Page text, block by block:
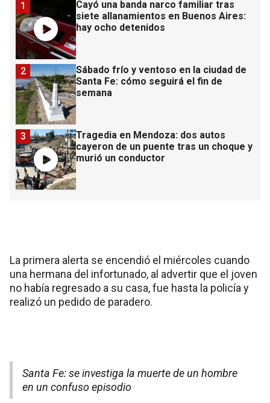
Cayó una banda narco familiar tras
siete allanamientos en Buenos Aires:
hay ocho detenidos
1
Sábado frío y ventoso en la ciudad de
Santa Fe: cómo seguirá el fin de
semana
2
Tragedia en Mendoza: dos autos
cayeron de un puente tras un choque y
murió un conductor
3
La primera alerta se encendió el miércoles cuando
una hermana del infortunado, al advertir que el joven
no había regresado a su casa, fue hasta la policía y
realizó un pedido de paradero.
Santa Fe: se investiga la muerte de un hombre
en un confuso episodio